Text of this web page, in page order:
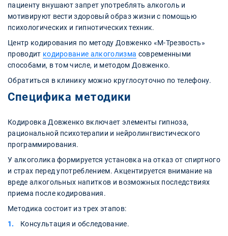
пациенту внушают запрет употреблять алкоголь и
мотивируют вести здоровый образ жизни с помощью
психологических и гипнотических техник.
Центр кодирования по методу Довженко «М-Трезвость»
проводит кодирование алкоголизма современными
способами, в том числе, и методом Довженко.
Обратиться в клинику можно круглосуточно по телефону.
Специфика методики
Кодировка Довженко включает элементы гипноза,
рациональной психотерапии и нейролингвистического
программирования.
У алкоголика формируется установка на отказ от спиртного
и страх перед употреблением. Акцентируется внимание на
вреде алкогольных напитков и возможных последствиях
приема после кодирования.
Методика состоит из трех этапов:
Консультация и обследование.